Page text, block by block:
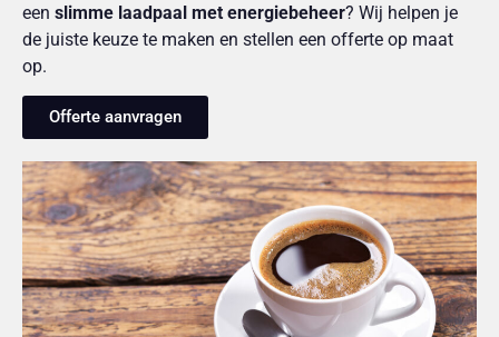
een slimme laadpaal met energiebeheer? Wij helpen je
de juiste keuze te maken en stellen een offerte op maat
op.
Offerte aanvragen